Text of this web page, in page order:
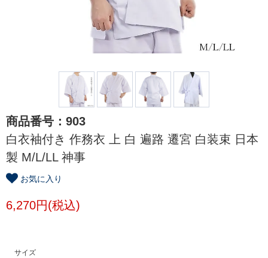
商品番号：903
白衣袖付き 作務衣 上 白 遍路 遷宮 白装束 日本
製 M/L/LL 神事
お気に入り
6,270円(税込)
サイズ